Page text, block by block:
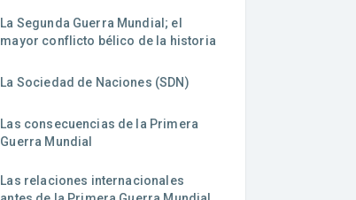
La Segunda Guerra Mundial; el
mayor conflicto bélico de la historia
La Sociedad de Naciones (SDN)
Las consecuencias de la Primera
Guerra Mundial
Las relaciones internacionales